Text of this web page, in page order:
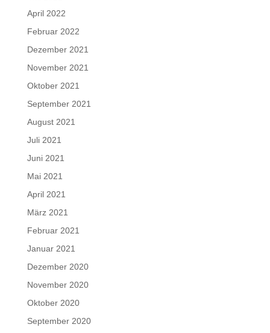
April 2022
Februar 2022
Dezember 2021
November 2021
Oktober 2021
September 2021
August 2021
Juli 2021
Juni 2021
Mai 2021
April 2021
März 2021
Februar 2021
Januar 2021
Dezember 2020
November 2020
Oktober 2020
September 2020